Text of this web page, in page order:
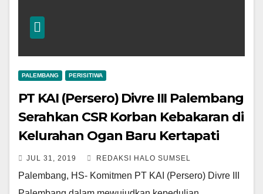
PALEMBANG PERISITIWA
PT KAI (Persero) Divre III Palembang
Serahkan CSR Korban Kebakaran di
Kelurahan Ogan Baru Kertapati
JUL 31, 2019 REDAKSI HALO SUMSEL
Palembang, HS- Komitmen PT KAI (Persero) Divre III